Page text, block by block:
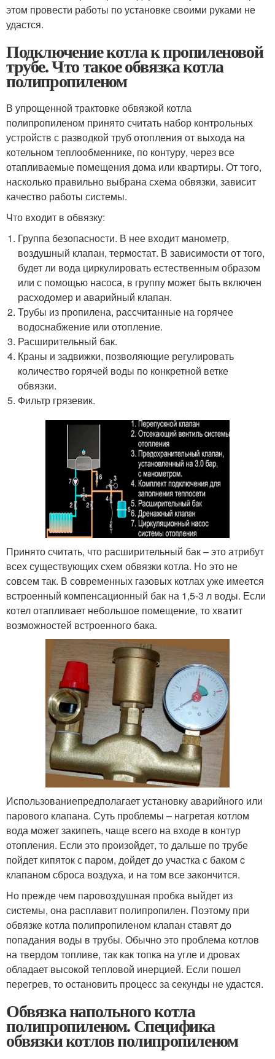
этом провести работы по установке своими руками не
удастся.
Подключение котла к пропиленовой
трубе. Что такое обвязка котла
полипропиленом
В упрощенной трактовке обвязкой котла
полипропиленом принято считать набор контрольных
устройств с разводкой труб отопления от выхода на
котельном теплообменнике, по контуру, через все
отапливаемые помещения дома или квартиры. От того,
насколько правильно выбрана схема обвязки, зависит
качество работы системы.
Что входит в обвязку:
Группа безопасности. В нее входит манометр,
воздушный клапан, термостат. В зависимости от того,
будет ли вода циркулировать естественным образом
или с помощью насоса, в группу может быть включен
расходомер и аварийный клапан.
Трубы из пропилена, рассчитанные на горячее
водоснабжение или отопление.
Расширительный бак.
Краны и задвижки, позволяющие регулировать
количество горячей воды по конкретной ветке
обвязки.
Фильтр грязевик.
Принято считать, что расширительный бак – это атрибут
всех существующих схем обвязки котла. Но это не
совсем так. В современных газовых котлах уже имеется
встроенный компенсационный бак на 1,5-3 л воды. Если
котел отапливает небольшое помещение, то хватит
возможностей встроенного бака.
Использованиепредполагает установку аварийного или
парового клапана. Суть проблемы – нагретая котлом
вода может закипеть, чаще всего на входе в контур
отопления. Если это произойдет, то дальше по трубе
пойдет кипяток с паром, дойдет до участка с баком c
клапаном сброса воздуха, и на том все закончится.
Но прежде чем паровоздушная пробка выйдет из
системы, она расплавит полипропилен. Поэтому при
обвязке котла полипропиленом клапан ставят до
попадания воды в трубы. Обычно это проблема котлов
на твердом топливе, так как топка на угле и дровах
обладает высокой тепловой инерцией. Если пошел
перегрев, то остановить процесс за секунды не удастся.
Обвязка напольного котла
полипропиленом. Специфика
обвязки котлов полипропиленом